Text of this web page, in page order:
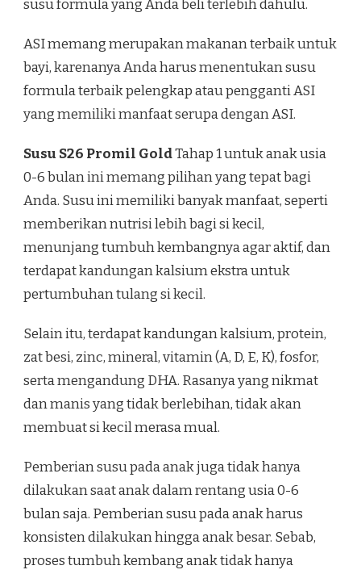
susu formula yang Anda beli terlebih dahulu.
ASI memang merupakan makanan terbaik untuk
bayi, karenanya Anda harus menentukan susu
formula terbaik pelengkap atau pengganti ASI
yang memiliki manfaat serupa dengan ASI.
Susu S26 Promil GoldTahap 1 untuk anak usia
0-6 bulan ini memang pilihan yang tepat bagi
Anda. Susu ini memiliki banyak manfaat, seperti
memberikan nutrisi lebih bagi si kecil,
menunjang tumbuh kembangnya agar aktif, dan
terdapat kandungan kalsium ekstra untuk
pertumbuhan tulang si kecil.
Selain itu, terdapat kandungan kalsium, protein,
zat besi, zinc, mineral, vitamin (A, D, E, K), fosfor,
serta mengandung DHA. Rasanya yang nikmat
dan manis yang tidak berlebihan, tidak akan
membuat si kecil merasa mual.
Pemberian susu pada anak juga tidak hanya
dilakukan saat anak dalam rentang usia 0-6
bulan saja. Pemberian susu pada anak harus
konsisten dilakukan hingga anak besar. Sebab,
proses tumbuh kembang anak tidak hanya